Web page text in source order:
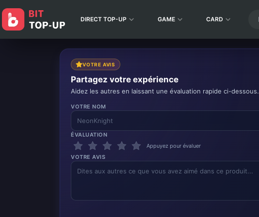
DIRECT TOP-UP GAME CARD
VOTRE AVIS
Partagez votre expérience
Aidez les autres en laissant une évaluation rapide ci-dessous.
VOTRE NOM
ÉVALUATION
Appuyez pour évaluer
VOTRE AVIS